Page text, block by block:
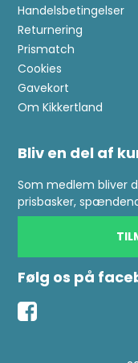
Handelsbetingelser
Returnering
Prismatch
Cookies
Gavekort
Om Kikkertland
Bliv en del af
Som medlem bliver
prisbasker,
Følg os på